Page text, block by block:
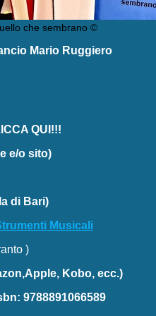
che sembrano ©
Mario Ruggiero
QUI!!!
e/o sito)
di Bari)
Musicali
)
Kobo, ecc.)
9788891066589